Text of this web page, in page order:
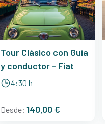
Tour Clásico con Guía
y conductor - Fiat
4:30 h
Desde:140,00 €